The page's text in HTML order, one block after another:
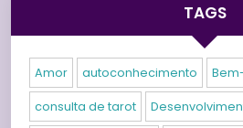
TAGS
Amor autoconhecimento
consulta de tarot